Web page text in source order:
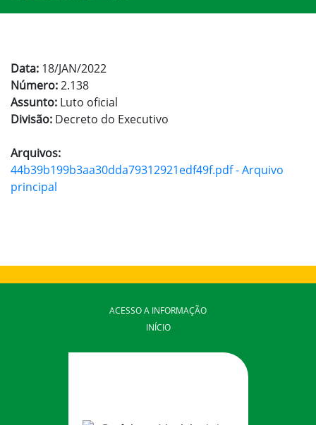
Data: 18/JAN/2022
Número:2.138
Assunto: Luto oficial
Divisão: Decreto do Executivo
Arquivos:
44b39b199b3aa30dda79312921edf49f.pdf - Arquivo
principal
ACESSO A INFORMAÇÃO
INÍCIO